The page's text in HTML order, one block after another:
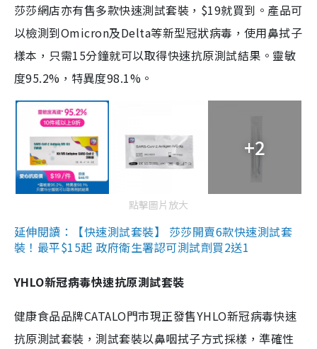
莎莎網店亦有售多款快速測試套裝，$19就買到。產品可
以檢測到Omicron及Delta等新型冠狀病毒，使用鼻拭子
樣本，只需15分鐘就可以取得快速抗原測試結果。靈敏
度95.2%，特異度98.1%。
+2
點擊圖片放大
延伸閱讀：【快速測試套裝】 莎莎開賣6款快速測試套
裝！最平$15起 政府衛生署認可測試劑買2送1
YHLO新冠病毒快速抗原測試套裝
健康食品品牌CATALO門市現正發售YHLO新冠病毒快速
抗原測試套裝，測試套裝以鼻咽拭子方式採樣，準確性